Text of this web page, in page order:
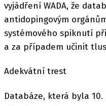
vyjádření WADA, že
antidopingovým
systémového spiknutí
a za případem učinit
Adekvátní trest
Databáze, která byla